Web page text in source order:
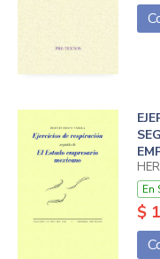
En
$